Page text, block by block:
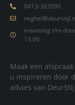
0413-363090
maandag t/m
13.00
Maak een
u inspireren door
advies van